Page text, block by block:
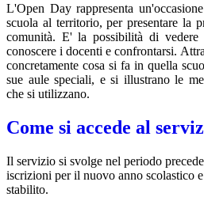
L'Open Day rappresenta un'
scuola al territorio, per presentare la
comunità. E' la possibilità di
conoscere i docenti e confrontarsi.
concretamente cosa si fa in quella
sue aule speciali, e si illustrano le
che si utilizzano.
Come si accede al
Il servizio si svolge nel periodo
iscrizioni per il nuovo anno scolastico
stabilito.